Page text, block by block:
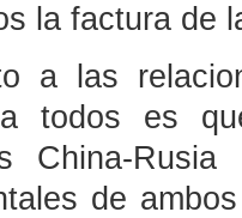
la factura de
a las
todos es
China-
de